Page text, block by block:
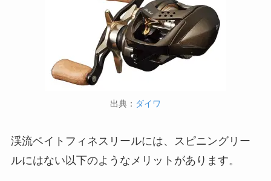
出典： ダイワ
渓流ベイトフィネスリールには、スピニングリー
ルにはない以下のようなメリットがあります。